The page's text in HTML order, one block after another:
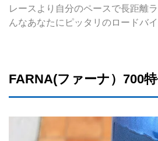
レースより自分のペースで長距離
んなあなたにピッタリのロードバ
FARNA(ファーナ）700